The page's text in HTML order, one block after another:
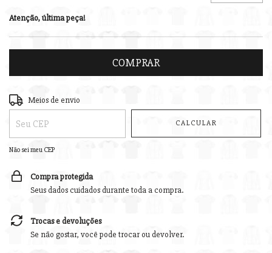
Atenção, última peça!
Entregas para o CEP:
Meios de envio
CALCULAR
Não sei meu CEP
Compra protegida
Seus dados cuidados durante toda a compra.
Trocas e devoluções
Se não gostar, você pode trocar ou devolver.